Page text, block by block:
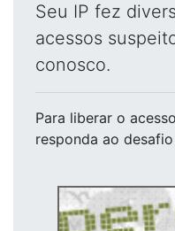
Seu IP fez
acessos
conosco.
Para liberar o acesso
responda ao